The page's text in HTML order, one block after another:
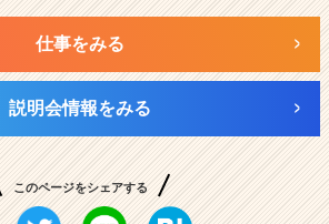
仕事をみる
説明会情報をみる
このページをシェアする